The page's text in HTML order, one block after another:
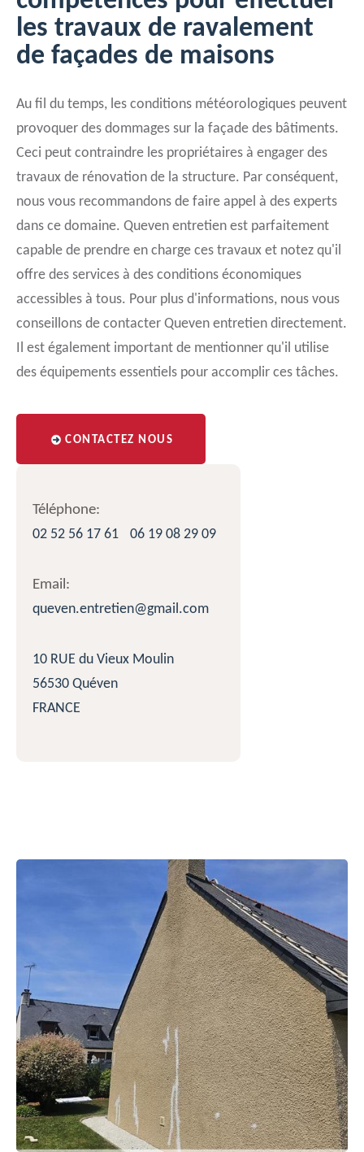
les travaux de ravalement
de façades de maisons
Au fil du temps, les conditions météorologiques peuvent
provoquer des dommages sur la façade des bâtiments.
Ceci peut contraindre les propriétaires à engager des
travaux de rénovation de la structure. Par conséquent,
nous vous recommandons de faire appel à des experts
dans ce domaine. Queven entretien est parfaitement
capable de prendre en charge ces travaux et notez qu'il
offre des services à des conditions économiques
accessibles à tous. Pour plus d'informations, nous vous
conseillons de contacter Queven entretien directement.
Il est également important de mentionner qu'il utilise
des équipements essentiels pour accomplir ces tâches.
CONTACTEZ NOUS
Téléphone:
02 52 56 17 61
06 19 08 29 09
Email:
queven.entretien@gmail.com
10 RUE du Vieux Moulin
56530 Quéven
FRANCE